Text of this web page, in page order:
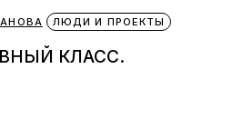
ЛЮДИ И ПРОЕКТЫ
КЛАСС.